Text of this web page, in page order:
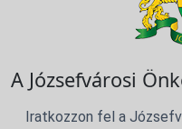
A Józsefvárosi
Iratkozzon fel a